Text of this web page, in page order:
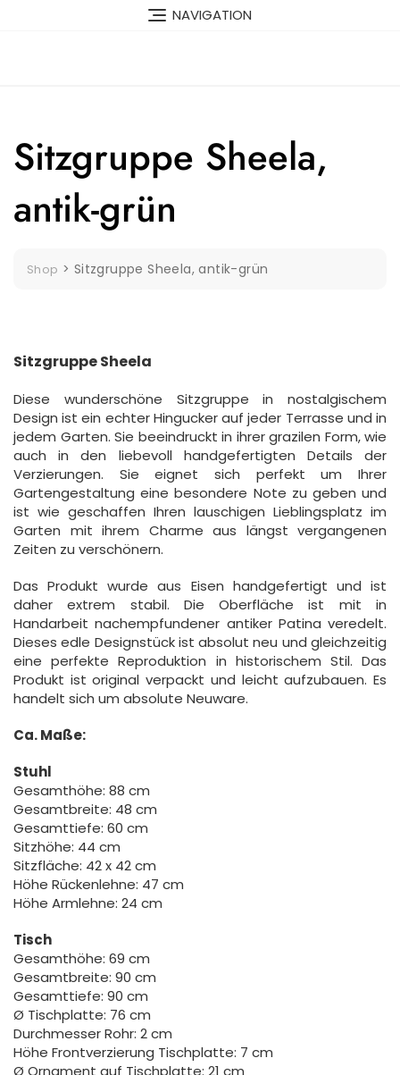
NAVIGATION
Sitzgruppe Sheela,
antik-grün
Shop > Sitzgruppe Sheela, antik-grün
Sitzgruppe Sheela
Diese wunderschöne Sitzgruppe in nostalgischem
Design ist ein echter Hingucker auf jeder Terrasse und in
jedem Garten. Sie beeindruckt in ihrer grazilen Form, wie
auch in den liebevoll handgefertigten Details der
Verzierungen. Sie eignet sich perfekt um Ihrer
Gartengestaltung eine besondere Note zu geben und
ist wie geschaffen Ihren lauschigen Lieblingsplatz im
Garten mit ihrem Charme aus längst vergangenen
Zeiten zu verschönern.
Das Produkt wurde aus Eisen handgefertigt und ist
daher extrem stabil. Die Oberfläche ist mit in
Handarbeit nachempfundener antiker Patina veredelt.
Dieses edle Designstück ist absolut neu und gleichzeitig
eine perfekte Reproduktion in historischem Stil. Das
Produkt ist original verpackt und leicht aufzubauen. Es
handelt sich um absolute Neuware.
Ca. Maße:
Stuhl
Gesamthöhe: 88 cm
Gesamtbreite: 48 cm
Gesamttiefe: 60 cm
Sitzhöhe: 44 cm
Sitzfläche: 42 x 42 cm
Höhe Rückenlehne: 47 cm
Höhe Armlehne: 24 cm
Tisch
Gesamthöhe: 69 cm
Gesamtbreite: 90 cm
Gesamttiefe: 90 cm
Ø Tischplatte: 76 cm
Durchmesser Rohr: 2 cm
Höhe Frontverzierung Tischplatte: 7 cm
Ø Ornament auf Tischplatte: 21 cm